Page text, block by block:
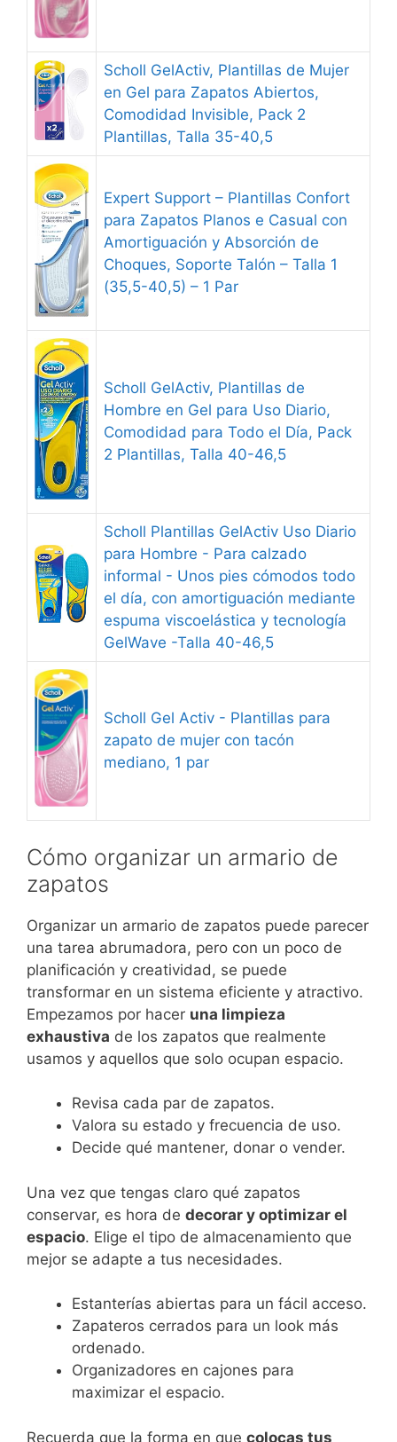
Scholl GelActiv, Plantillas de Mujer
en Gel para Zapatos Abiertos,
Comodidad Invisible, Pack 2
Plantillas, Talla 35-40,5
Expert Support – Plantillas Confort
para Zapatos Planos e Casual con
Amortiguación y Absorción de
Choques, Soporte Talón – Talla 1
(35,5-40,5) – 1 Par
Scholl GelActiv, Plantillas de
Hombre en Gel para Uso Diario,
Comodidad para Todo el Día, Pack
2 Plantillas, Talla 40-46,5
Scholl Plantillas GelActiv Uso Diario
para Hombre - Para calzado
informal - Unos pies cómodos todo
el día, con amortiguación mediante
espuma viscoelástica y tecnología
GelWave -Talla 40-46,5
Scholl Gel Activ - Plantillas para
zapato de mujer con tacón
mediano, 1 par
Cómo organizar un armario de
zapatos
Organizar un armario de zapatos puede parecer
una tarea abrumadora, pero con un poco de
planificación y creatividad, se puede
transformar en un sistema eficiente y atractivo.
Empezamos por hacer una limpieza
exhaustiva de los zapatos que realmente
usamos y aquellos que solo ocupan espacio.
Revisa cada par de zapatos.
Valora su estado y frecuencia de uso.
Decide qué mantener, donar o vender.
Una vez que tengas claro qué zapatos
conservar, es hora de decorar y optimizar el
espacio. Elige el tipo de almacenamiento que
mejor se adapte a tus necesidades.
Estanterías abiertas para un fácil acceso.
Zapateros cerrados para un look más
ordenado.
Organizadores en cajones para
maximizar el espacio.
Recuerda que la forma en que colocas tus